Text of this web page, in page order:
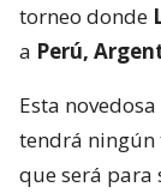
torneo donde
a Perú,
Esta
tendrá ningún
que será para